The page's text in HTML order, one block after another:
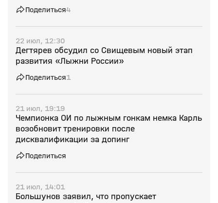
Поделиться4
22 июл, 12:30
Дегтярев обсудил со Свищевым новый этап
развития «Лыжни России»
Поделиться1
21 июл, 19:19
Чемпионка ОИ по лыжным гонкам немка Карль
возобновит тренировки после
дисквалификации за допинг
Поделиться
21 июл, 14:01
Большунов заявил, что пропускает